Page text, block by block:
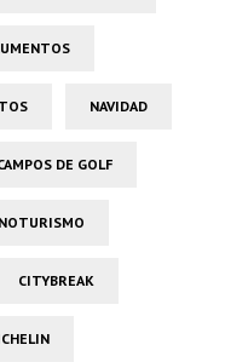
NAVIDAD
DE GOLF
CITYBREAK